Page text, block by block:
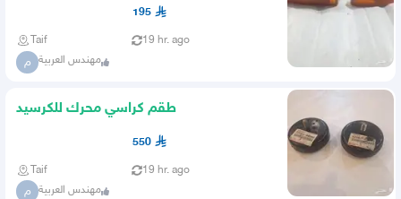
195
Taif 19 hr. ago
م مهندس العربية
طقم كراسي محرك للكرسيد
550
Taif 19 hr. ago
م مهندس العربية